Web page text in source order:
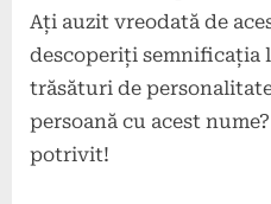
Ați auzit vreodată de
descoperiți semnificația
trăsături de
persoană cu acest
potrivit!